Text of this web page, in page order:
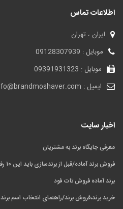
اطلاعات تماس
ایران ، تهران
موبایل : 09128307939
موبایل : 09391931323
ایمیل : info@brandmoshaver.com
اخبار سایت
معرفی جایگاه برند به مشتریان
فروش برند آماده/قبل از برندسازی باید این ۱۰ رفتار سمی را ترک کنید
برند آماده فروش تات فود
خرید برند،فروش برند/راهنمای انتخاب اسم برند